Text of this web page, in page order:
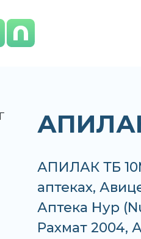
АПИЛАК ТБ
аптеках,
Аптека Нур
Рахмат 2004,